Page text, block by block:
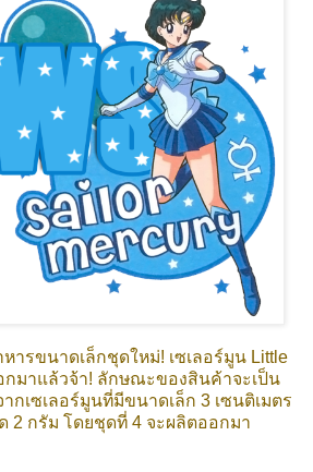
ขนาดเล็กชุดใหม่! เซเลอร์มูน Little
กมาแล้วจ้า! ลักษณะของสินค้าจะเป็น
กเซเลอร์มูนที่มีขนาดเล็ก 3 เซนติเมตร
2 กรัม โดยชุดที่ 4 จะผลิตออกมา